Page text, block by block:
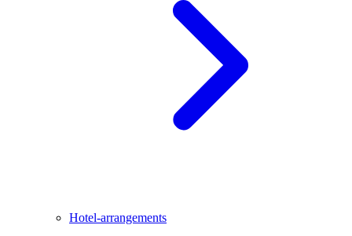
Hotel-arrangements